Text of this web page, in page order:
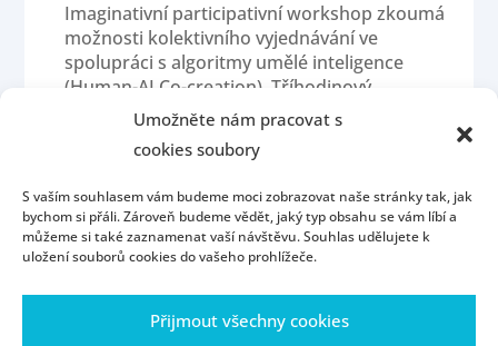
Umožněte nám pracovat s
cookies soubory
S vaším souhlasem vám budeme moci zobrazovat naše stránky tak, jak
bychom si přáli. Zároveň budeme vědět, jaký typ obsahu se vám líbí a
můžeme si také zaznamenat vaší návštěvu. Souhlas udělujete k
uložení souborů cookies do vašeho prohlížeče.
Přijmout všechny cookies
Imaginativní participativní workshop zkoumá
možnosti kolektivního vyjednávání ve
spolupráci s algoritmy umělé inteligence
(Human-AI Co-creation). Tříhodinový
workshop je pořádán v rámci rozvoje
navazujícího studijního programu Filozofie
pro umělou inteligenci, který je na ZČU
katedry kybernetiky a katedry informatiky a
výpočetní techniky od roku 2021.
Contact People
Portál ZČU